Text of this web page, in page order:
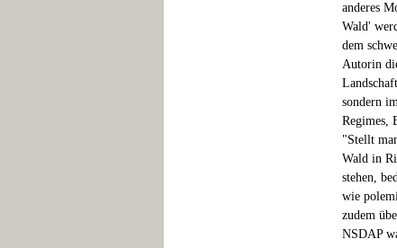
anderes
Wald'
dem
Autorin
sondern
Regimes,
"Stellt
Wald in
stehen,
wie
zudem
NSDAP